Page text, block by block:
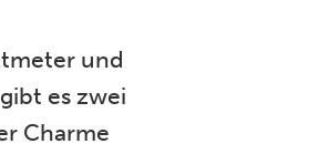
und
es zwei
Charme